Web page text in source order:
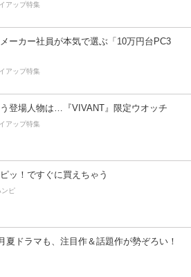
アップ特集
ーカー社員が本気で選ぶ「10万円台PC3
アップ特集
登場人物は…『VIVANT』限定ウオッチ
アップ特集
ッ！ですぐに買えちゃう
ンピ
夏ドラマも、注目作＆話題作が勢ぞろい！